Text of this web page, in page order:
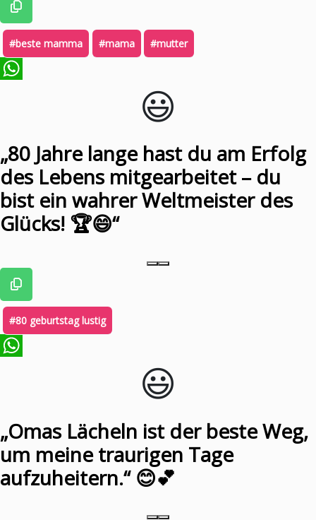
#beste mamma #mama #mutter
😃️
„80 Jahre lange hast du am Erfolg
des Lebens mitgearbeitet – du
bist ein wahrer Weltmeister des
Glücks! 🏆😄“
#80 geburtstag lustig
😃️
„Omas Lächeln ist der beste Weg,
um meine traurigen Tage
aufzuheitern.“ 😊💕